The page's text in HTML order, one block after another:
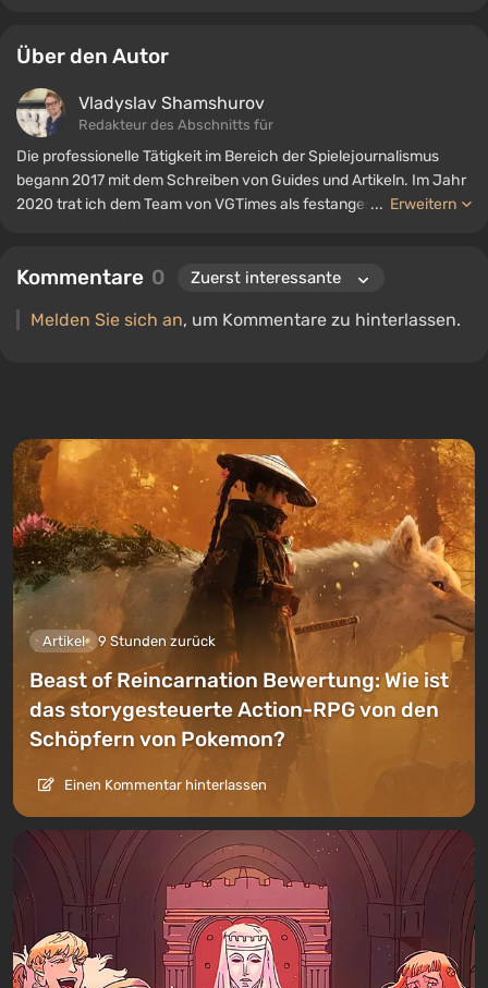
Über den Autor
Vladyslav Shamshurov
Redakteur des Abschnitts für
Die professionelle Tätigkeit im Bereich der Spielejournalismus
begann 2017 mit dem Schreiben von Guides und Artikeln. Im Jahr
2020 trat ich dem Team von VGTimes als festangestellter Autor
... Erweitern
Kommentare 0
Melden Sie sich an, um Kommentare zu hinterlassen.
Artikel 9 Stunden zurück
Beast of Reincarnation Bewertung: Wie ist
das storygesteuerte Action-RPG von den
Schöpfern von Pokemon?
Einen Kommentar hinterlassen